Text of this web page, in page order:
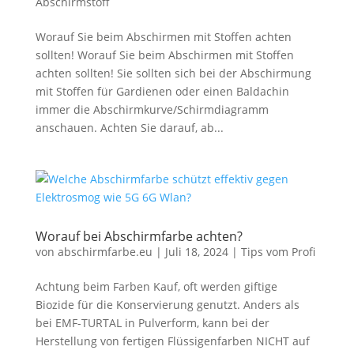
Worauf Sie beim Abschirmen mit Stoffen achten
sollten! Worauf Sie beim Abschirmen mit Stoffen
achten sollten! Sie sollten sich bei der Abschirmung
mit Stoffen für Gardienen oder einen Baldachin
immer die Abschirmkurve/Schirmdiagramm
anschauen. Achten Sie darauf, ab...
Worauf bei Abschirmfarbe achten?
von abschirmfarbe.eu | Juli 18, 2024| Tips vom Profi
Achtung beim Farben Kauf, oft werden giftige
Biozide für die Konservierung genutzt. Anders als
bei EMF-TURTAL in Pulverform, kann bei der
Herstellung von fertigen Flüssigenfarben NICHT auf